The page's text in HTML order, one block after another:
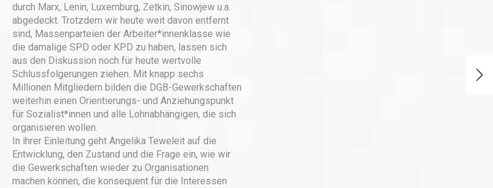
durch Marx, Lenin, Luxemburg, Zetkin, Sinowjew u.a.
abgedeckt. Trotzdem wir heute weit davon entfernt
sind, Massenparteien der Arbeiter*innenklasse wie
die damalige SPD oder KPD zu haben, lassen sich
aus den Diskussion noch für heute wertvolle
Schlussfolgerungen ziehen. Mit knapp sechs
Millionen Mitgliedern bilden die DGB-Gewerkschaften
weiterhin einen Orientierungs- und Anziehungspunkt
für Sozialist*innen und alle Lohnabhängigen, die sich
organisieren wollen.
In ihrer Einleitung geht Angelika Teweleit auf die
Entwicklung, den Zustand und die Frage ein, wie wir
die Gewerkschaften wieder zu Organisationen
machen können, die konsequent für die Interessen